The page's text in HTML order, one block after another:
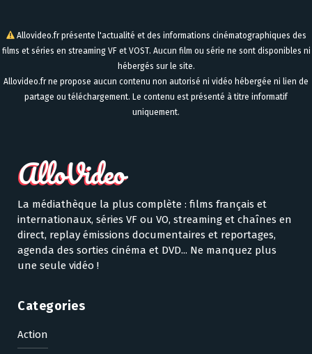
Allovideo.fr présente l'actualité et des informations cinématographiques des
films et séries en streaming VF et VOST. Aucun film ou série ne sont disponibles ni
hébergés sur le site.
Allovideo.fr ne propose aucun contenu non autorisé ni vidéo hébergée ni lien de
partage ou téléchargement. Le contenu est présenté à titre informatif
uniquement.
La médiathèque la plus complète : films français et
internationaux, séries VF ou VO, streaming et chaînes en
direct, replay émissions documentaires et reportages,
agenda des sorties cinéma et DVD... Ne manquez plus
une seule vidéo !
Categories
Action